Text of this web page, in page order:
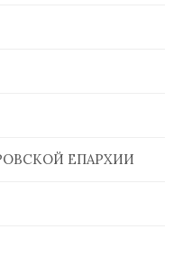
ЕПАРХИИ